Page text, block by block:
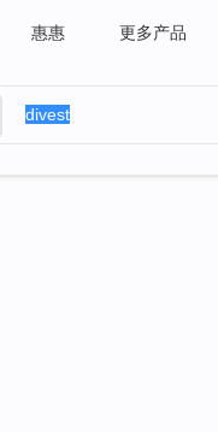
惠惠 更多产品